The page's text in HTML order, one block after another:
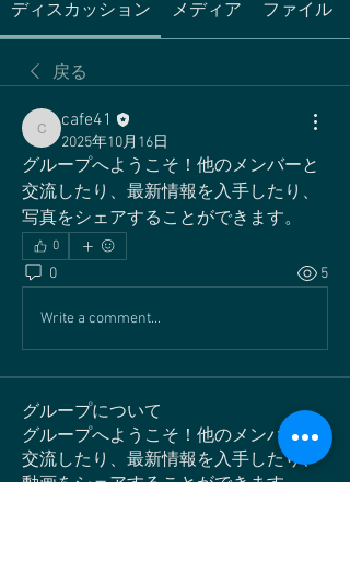
ディスカッション メディア ファイル
戻る
cafe41
cafe41
2025年10月16日
グループへようこそ！他のメンバーと
交流したり、最新情報を入手したり、
写真をシェアすることができます。
0
0 5
Write a comment...
グループについて
グループへようこそ！他のメンバーと
交流したり、最新情報を入手したり、
動画をシェアすることができます。